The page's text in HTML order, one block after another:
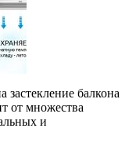
застекление балкона
от множества
и